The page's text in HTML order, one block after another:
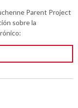
Parent Project
sobre la